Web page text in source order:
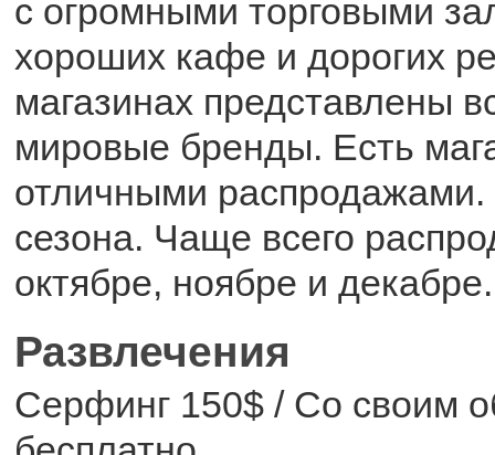
с огромными торговыми
хороших кафе и дорогих
магазинах представлены
мировые бренды. Есть
отличными распродажами.
сезона. Чаще всего
октябре, ноябре и декабре.
Развлечения
Серфинг 150$ / Со своим